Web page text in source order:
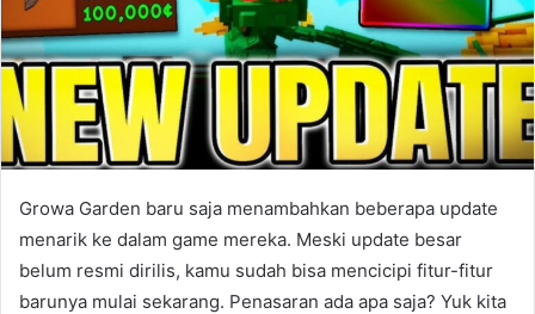
Growa Garden baru saja menambahkan beberapa update
menarik ke dalam game mereka. Meski update besar
belum resmi dirilis, kamu sudah bisa mencicipi fitur-fitur
barunya mulai sekarang. Penasaran ada apa saja? Yuk kita